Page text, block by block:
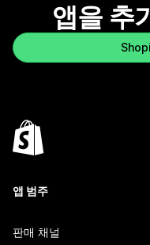
앱을 추
앱 범주
판매 채널